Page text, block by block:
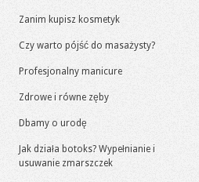
Zanim kupisz kosmetyk
Czy warto pójść do masażysty?
Profesjonalny manicure
Zdrowe i równe zęby
Dbamy o urodę
Jak działa botoks? Wypełnianie i
usuwanie zmarszczek